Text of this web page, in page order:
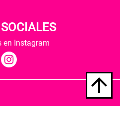
SOCIALES
en Instagram